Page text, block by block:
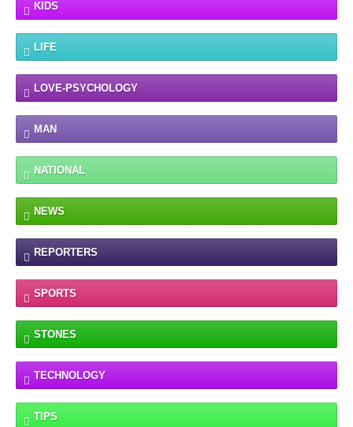
KIDS
LIFE
LOVE-PSYCHOLOGY
MAN
NATIONAL
NEWS
REPORTERS
SPORTS
STONES
TECHNOLOGY
TIPS